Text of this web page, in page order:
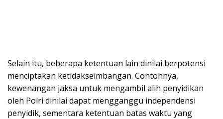
Selain itu, beberapa ketentuan lain dinilai berpotensi
menciptakan ketidakseimbangan. Contohnya,
kewenangan jaksa untuk mengambil alih penyidikan
oleh Polri dinilai dapat mengganggu independensi
penyidik, sementara ketentuan batas waktu yang